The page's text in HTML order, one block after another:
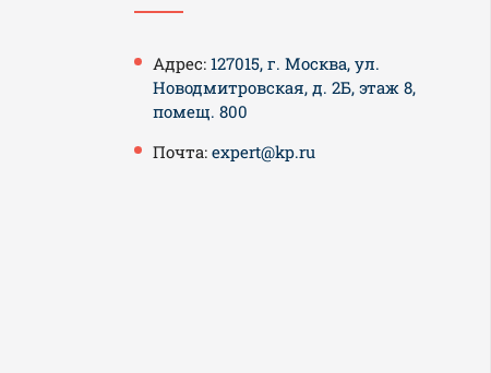
Адрес: 127015, г. Москва, ул.
Новодмитровская, д. 2Б, этаж 8,
помещ. 800
Почта: expert@kp.ru